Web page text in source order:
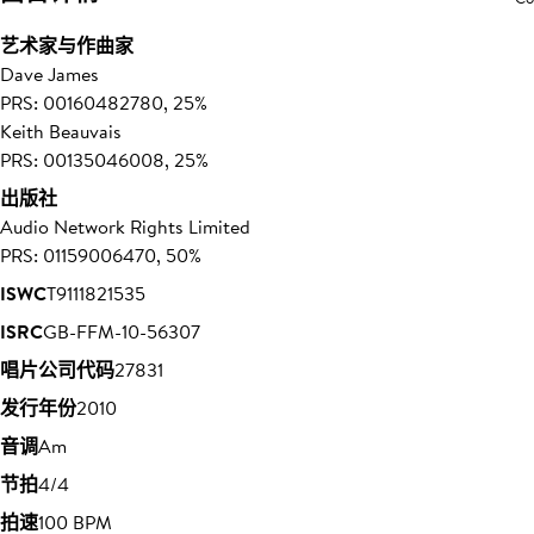
艺术家与作曲家
Dave James
PRS: 00160482780, 25%
Keith Beauvais
PRS: 00135046008, 25%
出版社
Audio Network Rights Limited
PRS: 01159006470, 50%
ISWCT9111821535
ISRCGB-FFM-10-56307
唱片公司代码27831
发行年份2010
音调Am
节拍4/4
拍速100 BPM